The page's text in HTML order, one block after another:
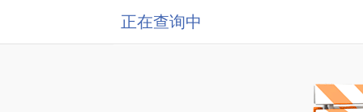
正在查询中